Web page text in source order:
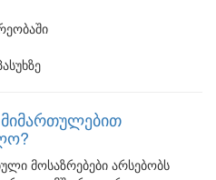
მოსაზრებები არსებობს